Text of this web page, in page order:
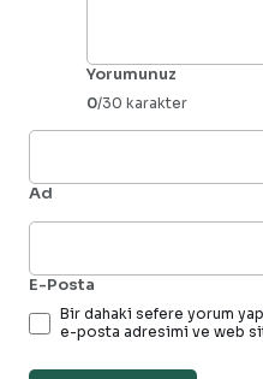
Yorumunuz
0/30 karakter
Ad
E-Posta
Bir dahaki sefere yorum
e-posta adresimi ve web